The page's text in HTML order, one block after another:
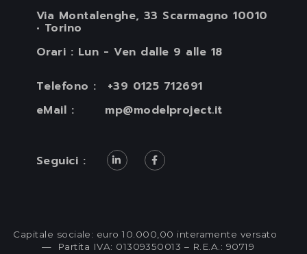
Via Montalenghe, 33 Scarmagno 10010
• Torino
Orari : Lun - Ven dalle 9 alle 18
Telefono :
+39 0125 712691
eMail :
mp@modelproject.it
Seguici :
Capitale sociale: euro 10.000,00 interamente versato
— Partita IVA: 01309350013 – R.E.A.: 90719